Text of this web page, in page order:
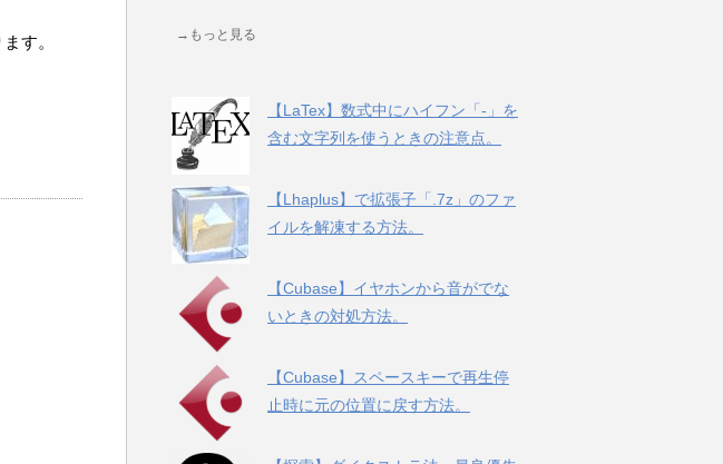
す。 →もっと見る
【LaTex】数式中にハイフン「-」を
含む文字列を使うときの注意点。
【Lhaplus】で拡張子「.7z」のファ
イルを解凍する方法。
【Cubase】イヤホンから音がでな
いときの対処方法。
【Cubase】スペースキーで再生停
止時に元の位置に戻す方法。